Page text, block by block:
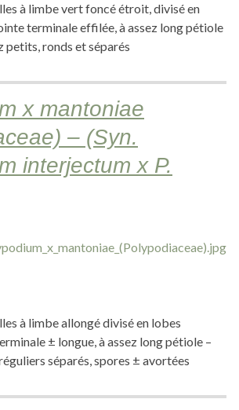
à limbe vert foncé étroit, divisé en
terminale effilée, à assez long pétiole
petits, ronds et séparés
x mantoniae
– (Syn.
interjectum x P.
à limbe allongé divisé en lobes
± longue, à assez long pétiole –
séparés, spores ± avortées